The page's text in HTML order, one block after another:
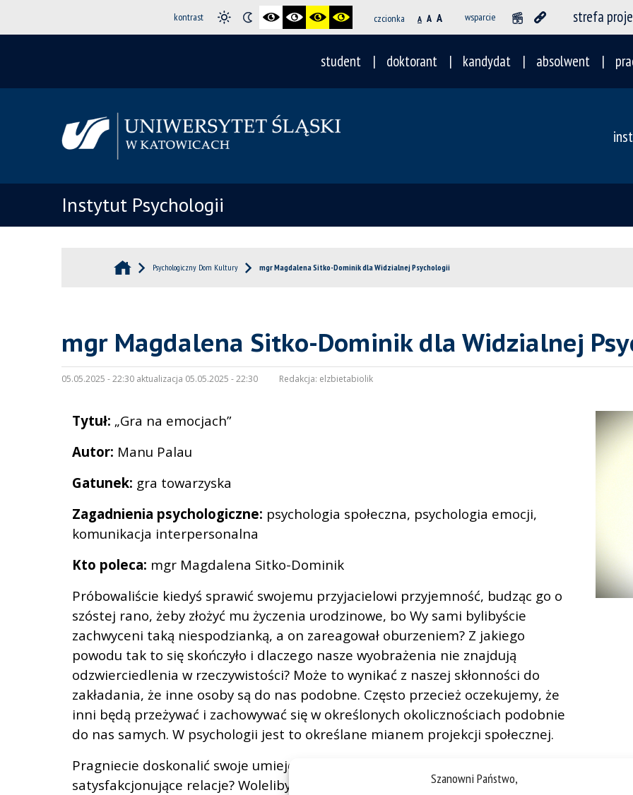
Szanowni Państwo,
kontrast czcionka A A A wsparcie strefa
student doktorant kandydat absolwent
Instytut Psychologii
Psychologiczny Dom Kultury mgr Magdalena Sitko-Dominik dla Widzialnej Psychologii
mgr Magdalena Sitko-Dominik dla Widzialnej
05.05.2025 - 22:30 aktualizacja 05.05.2025 - 22:30 Redakcja: elzbietabiolik
Tytuł: „Gra na emocjach”
Autor: Manu Palau
Gatunek: gra towarzyska
Zagadnienia psychologiczne: psychologia społeczna, psychologia emocji,
komunikacja interpersonalna
Kto poleca: mgr Magdalena Sitko-Dominik
Próbowaliście kiedyś sprawić swojemu przyjacielowi przyjemność, budząc go o
szóstej rano, żeby złożyć mu życzenia urodzinowe, bo Wy sami bylibyście
zachwyceni taką niespodzianką, a on zareagował oburzeniem? Z jakiego
powodu tak to się skończyło i dlaczego nasze wyobrażenia nie znajdują
odzwierciedlenia w rzeczywistości? Może to wynikać z naszej skłonności do
zakładania, że inne osoby są do nas podobne. Często przecież oczekujemy, że
inni będą przeżywać i zachowywać się w określonych okolicznościach podobnie
do nas samych. W psychologii jest to określane mianem projekcji społecznej.
Pragniecie doskonalić swoje umiejętności komunikacyjne i tworzyć
satysfakcjonujące relacje? Wolelibyście precyzyjnie nazywać swoje emocje?